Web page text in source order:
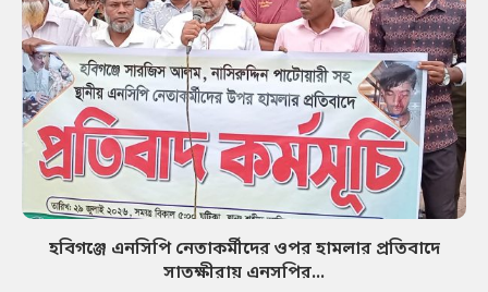
হবিগঞ্জে এনসিপি নেতাকর্মীদের ওপর হামলার প্রতিবাদে
সাতক্ষীরায় এনসপির...